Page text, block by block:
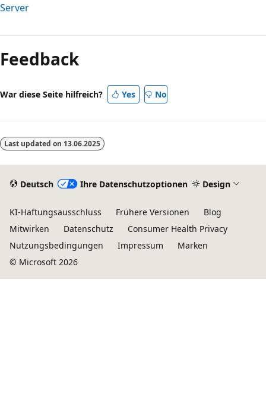
Server
Feedback
War diese Seite hilfreich? Yes No
Last updated on 13.06.2025
Deutsch Ihre Datenschutzoptionen Design
KI-Haftungsausschluss Frühere Versionen
Blog
Mitwirken
Datenschutz
Consumer Health Privacy
Nutzungsbedingungen
Impressum
Marken
© Microsoft 2026